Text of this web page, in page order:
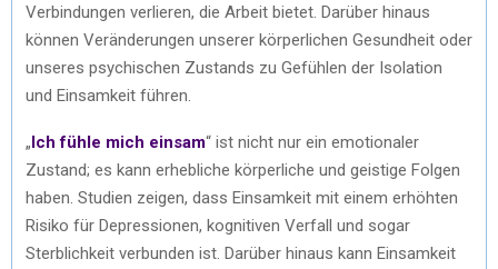
Verbindungen verlieren, die Arbeit bietet. Darüber hinaus
können Veränderungen unserer körperlichen Gesundheit oder
unseres psychischen Zustands zu Gefühlen der Isolation
und Einsamkeit führen.
„Ich fühle mich einsam“ ist nicht nur ein emotionaler
Zustand; es kann erhebliche körperliche und geistige Folgen
haben. Studien zeigen, dass Einsamkeit mit einem erhöhten
Risiko für Depressionen, kognitiven Verfall und sogar
Sterblichkeit verbunden ist. Darüber hinaus kann Einsamkeit